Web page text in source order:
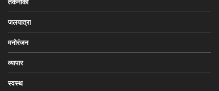
जलयात्रा
मनोरंजन
व्यापार
स्वस्थ